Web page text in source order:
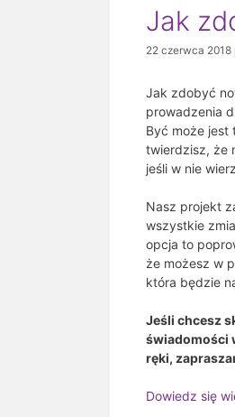
Jak
22 czerwca 2018
Jak zdobyć
prowadzenia
Być może jest
twierdzisz, że
jeśli w nie
Nasz projekt
wszystkie
opcja to
że możesz w
która będzie
Jeśli chcesz
świadomości
ręki,
Dowiedz się